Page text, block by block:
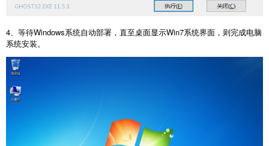
4、等待Windows系统自动部署，直至桌面显示Win7系统界面，则完成电脑
系统安装。